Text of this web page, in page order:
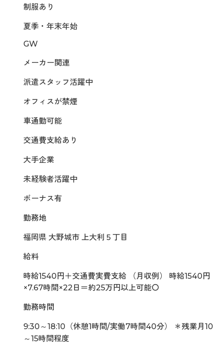
制服あり
夏季・年末年始
GW
メーカー関連
派遣スタッフ活躍中
オフィスが禁煙
車通勤可能
交通費支給あり
大手企業
未経験者活躍中
ボーナス有
勤務地
福岡県 大野城市 上大利５丁目
給料
時給1540円＋交通費実費支給 （月収例） 時給1540円
×7.67時間×22日＝約25万円以上可能〇
勤務時間
9:30～18:10（休憩1時間/実働7時間40分） ＊残業月10
～15時間程度